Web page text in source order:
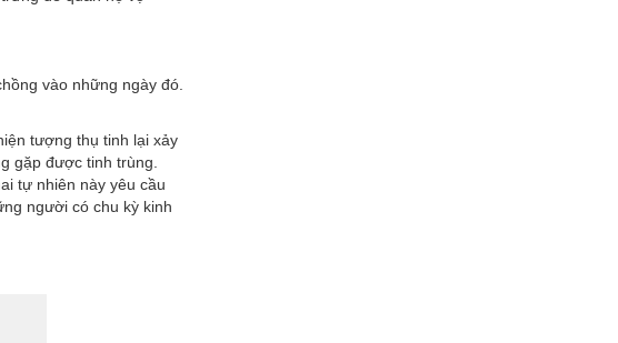
vào những ngày đó.
tượng thụ tinh lại xảy
gặp được tinh trùng.
tự nhiên này yêu cầu
người có chu kỳ kinh